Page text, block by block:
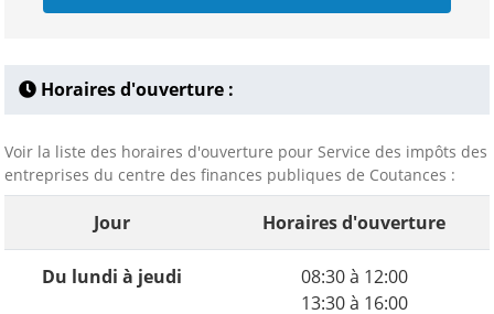
Horaires d'ouverture :
Voir la liste des horaires d'ouverture pour Service des impôts des
entreprises du centre des finances publiques de Coutances :
Jour Horaires d'ouverture
Du lundi à jeudi
08:30 à 12:00
13:30 à 16:00